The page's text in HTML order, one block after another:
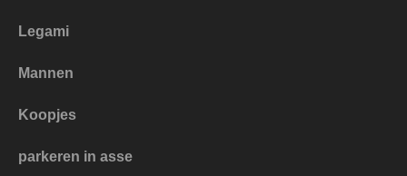
Legami
Mannen
Koopjes
parkeren in asse